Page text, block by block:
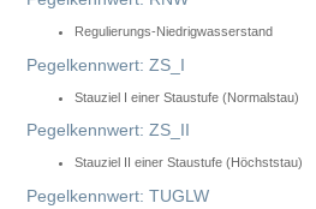
Regulierungs-Niedrigwasserstand
Pegelkennwert: ZS_I
Stauziel I einer Staustufe (Normalstau)
Pegelkennwert: ZS_II
Stauziel II einer Staustufe (Höchststau)
Pegelkennwert: TUGLW